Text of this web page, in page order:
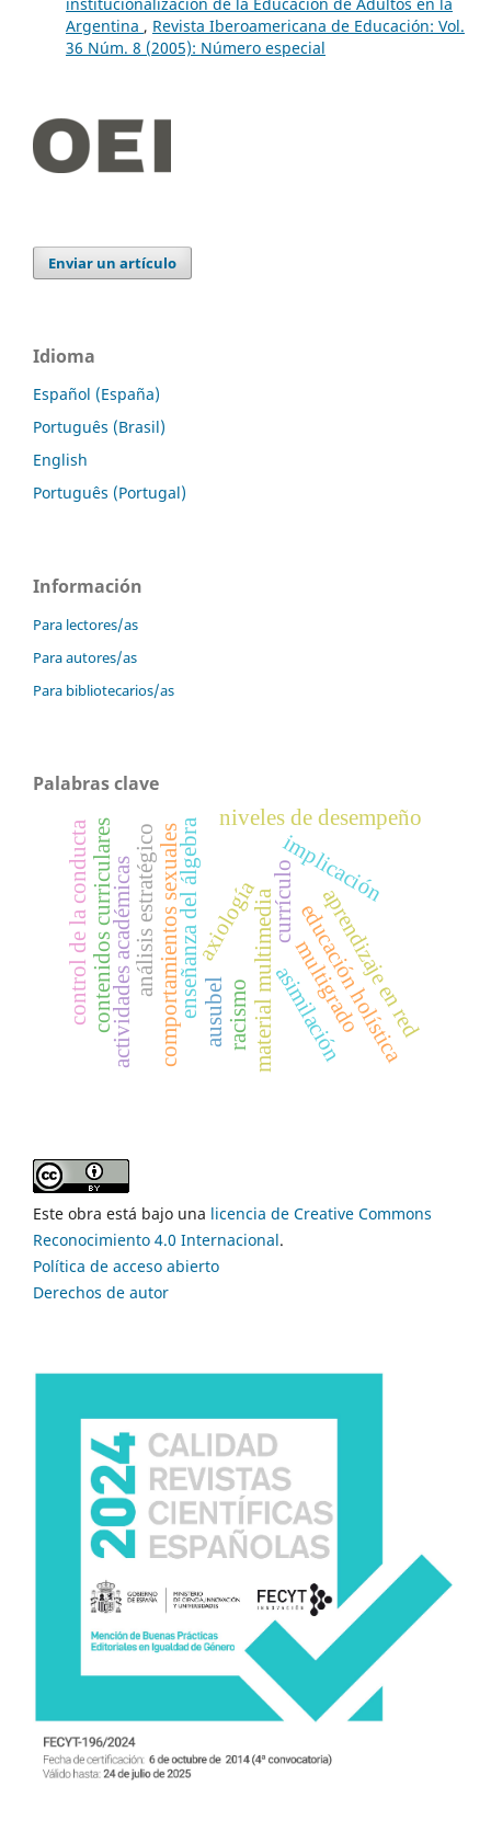
Argentina , Revista Iberoamericana de Educación: Vol.
36 Núm. 8 (2005): Número especial
Enviar un artículo
Idioma
Español (España)
Português (Brasil)
English
Português (Portugal)
Información
Para lectores/as
Para autores/as
Para bibliotecarios/as
Palabras clave
currículo
implicación
axiologíamaterial multimedia
enseñanza del álgebra
comportamientos sexuales educación holística
análisis estratégico
actividades académicas
contenidos curriculares
niveles de desempeño
aprendizaje en red
asimilación
racismo
ausubel multigrado
control de la conducta
Este obra está bajo una licencia de Creative Commons
Reconocimiento 4.0 Internacional.
Política de acceso abierto
Derechos de autor